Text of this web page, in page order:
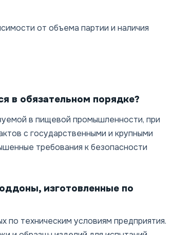
от объема партии и наличия
в обязательном порядке?
в пищевой промышленности, при
с государственными и крупными
требования к безопасности
изготовленные по
по техническим условиям предприятия.